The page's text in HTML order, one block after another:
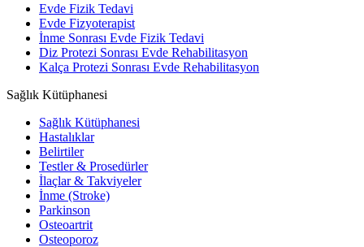
Evde Fizik Tedavi
Evde Fizyoterapist
İnme Sonrası Evde Fizik Tedavi
Diz Protezi Sonrası Evde Rehabilitasyon
Kalça Protezi Sonrası Evde Rehabilitasyon
Sağlık Kütüphanesi
Sağlık Kütüphanesi
Hastalıklar
Belirtiler
Testler & Prosedürler
İlaçlar & Takviyeler
İnme (Stroke)
Parkinson
Osteoartrit
Osteoporoz